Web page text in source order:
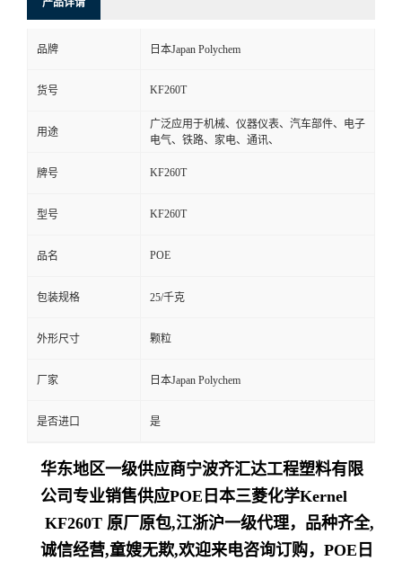
产品详请
品牌 日本Japan Polychem
货号 KF260T
用途
广泛应用于机械、仪器仪表、汽车部件、电子
电气、铁路、家电、通讯、
牌号 KF260T
型号 KF260T
品名 POE
包装规格 25/千克
外形尺寸 颗粒
厂家 日本Japan Polychem
是否进口 是
华东地区一级供应商宁波齐汇达工程塑料有限
公司 专业销售供应POE日本三菱化学Kernel
KF260T 原厂原包,江浙沪一级代理，品种齐全,
诚信经营,童嫂无欺,欢迎来电咨询订购， POE日